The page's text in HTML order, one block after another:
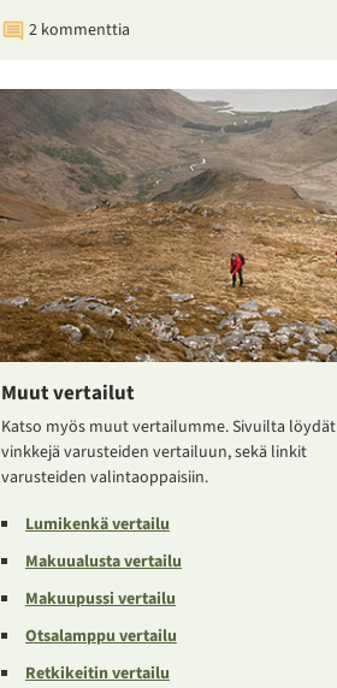
2 kommenttia
Muut vertailut
Katso myös muut vertailumme. Sivuilta löydät
vinkkejä varusteiden vertailuun, sekä linkit
varusteiden valintaoppaisiin.
Lumikenkä vertailu
Makuualusta vertailu
Makuupussi vertailu
Otsalamppu vertailu
Retkikeitin vertailu